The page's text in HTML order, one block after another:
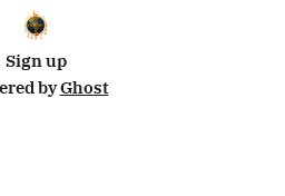
Sign up
byGhost